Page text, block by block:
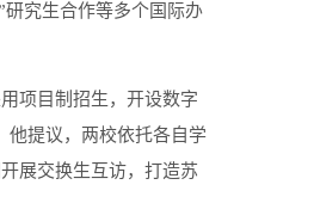
研究生合作等多个国际办
项目制招生，开设数字
他提议，两校依托各自学
展交换生互访，打造苏